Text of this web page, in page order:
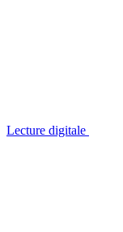
Lecture digitale